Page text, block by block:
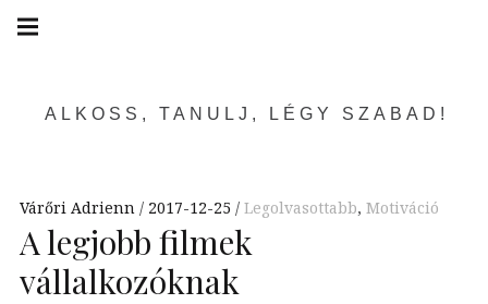
Skip
ALKOSS, TANULJ, LÉGY SZABAD!
navigation
Várőri Adrienn 2017-12-25 Legolvasottabb, Motiváció
A legjobb filmek
vállalkozóknak